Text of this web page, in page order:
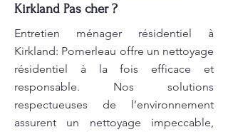
Kirkland Pas cher ?
Entretien ménager résidentiel à
Kirkland: Pomerleau offre un nettoyage
résidentiel à la fois efficace et
responsable. Nos solutions
respectueuses de l’environnement
assurent un nettoyage impeccable,